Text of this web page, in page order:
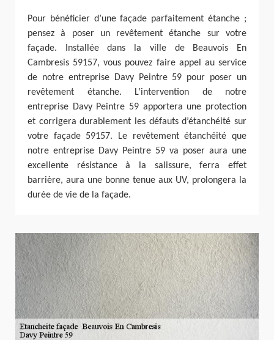
Pour bénéficier d’une façade parfaitement étanche ;
pensez à poser un revêtement étanche sur votre
façade. Installée dans la ville de Beauvois En
Cambresis 59157, vous pouvez faire appel au service
de notre entreprise Davy Peintre 59 pour poser un
revêtement étanche. L’intervention de notre
entreprise Davy Peintre 59 apportera une protection
et corrigera durablement les défauts d’étanchéité sur
votre façade 59157. Le revêtement étanchéité que
notre entreprise Davy Peintre 59 va poser aura une
excellente résistance à la salissure, ferra effet
barrière, aura une bonne tenue aux UV, prolongera la
durée de vie de la façade.